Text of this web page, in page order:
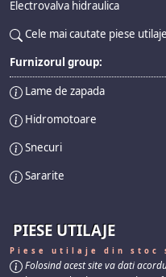
Electrovalva hidraulica
Cele mai cautate piese utilaje
Furnizorul group:
Lame de zapada
Hidromotoare
Snecuri
Sararite
PIESE UTILAJE
Piese utilaje din stoc
Folosind acest site va dati